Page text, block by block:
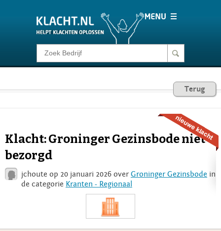
Klacht melden
Consumentenrecht
Voor Bedrijven
Login
Terug
Klacht: Groninger Gezinsbode niet
bezorgd
jchoute op 20 januari 2026 overGroninger Gezinsbode in
de categorie Kranten - Regionaal